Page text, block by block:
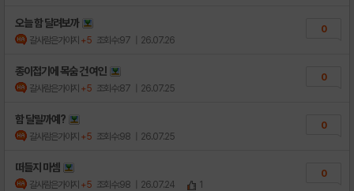
오늘 함 달려보까
갈사람은가야지 +5 조회수:97 | 26.07.26
0
종이접기에 목숨 건 여인
갈사람은가야지 +5 조회수:87 | 26.07.25
0
함 달릴까예?
갈사람은가야지 +5 조회수:98 | 26.07.25
0
떠들지 마셈
갈사람은가야지 +5 조회수:98 | 26.07.24 1
0